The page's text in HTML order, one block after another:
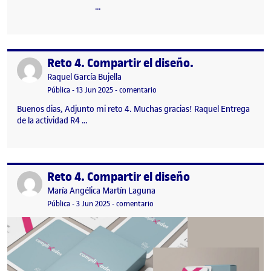
…
Publicado porReto 4. Compartir el diseño.
Publicado por
Raquel García Bujella
Visibilidad:
Pública-Fecha de publicación
13 Jun 2025-comentario
Buenos dias, Adjunto mi reto 4. Muchas gracias! Raquel Entrega
de la actividad R4 …
Publicado porReto 4. Compartir el diseño
Publicado por
María Angélica Martín Laguna
Visibilidad:
Pública-Fecha de publicación
3 Jun 2025-comentario